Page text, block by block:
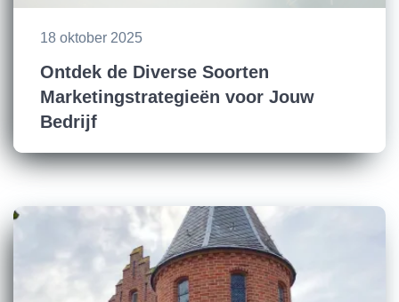
18 oktober 2025
Ontdek de Diverse Soorten
Marketingstrategieën voor Jouw
Bedrijf